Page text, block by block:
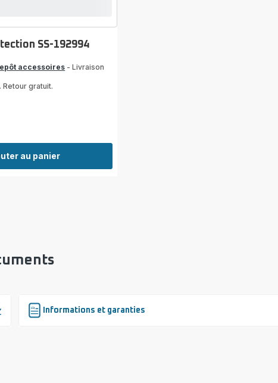
au panier
SS-192994
accessoires - Livraison
Retour gratuit.
Informations et garanties